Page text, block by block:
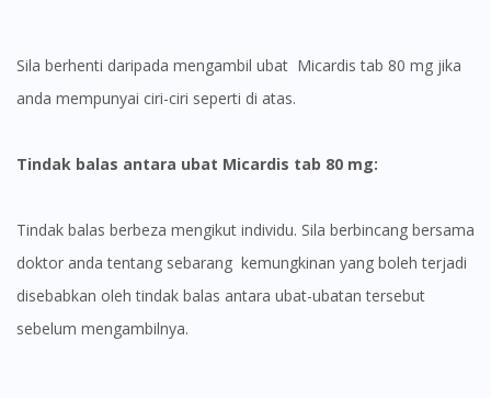
Sila berhenti daripada mengambil ubat Micardis tab 80 mg jika
anda mempunyai ciri-ciri seperti di atas.
Tindak balas antara ubat Micardis tab 80 mg:
Tindak balas berbeza mengikut individu. Sila berbincang bersama
doktor anda tentang sebarang kemungkinan yang boleh terjadi
disebabkan oleh tindak balas antara ubat-ubatan tersebut
sebelum mengambilnya.